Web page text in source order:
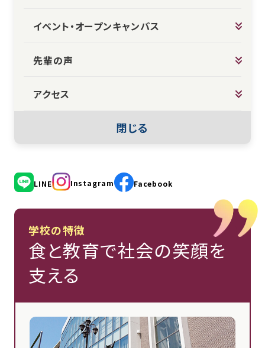
イベント・オープンキャンパス
先輩の声
アクセス
閉じる
LINE Instagram Facebook
学校の特徴
食と教育で社会の笑顔を
支える